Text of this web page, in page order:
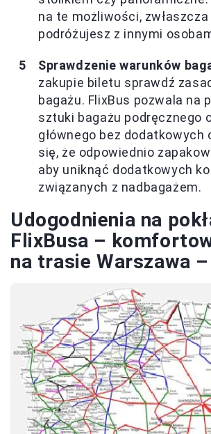
na te możliwości, zwłaszcza
podróżujesz z innymi
Sprawdzenie warunków
zakupie biletu sprawdź
bagażu. FlixBus pozwala na
sztuki bagażu podręcznego
głównego bez dodatkowych
się, że odpowiednio
aby uniknąć dodatkowych
związanych z nadbagażem.
Udogodnienia na
FlixBusa –
na trasie Warszawa